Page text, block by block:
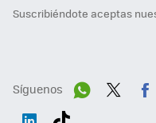
Suscribiéndote aceptas
Síguenos